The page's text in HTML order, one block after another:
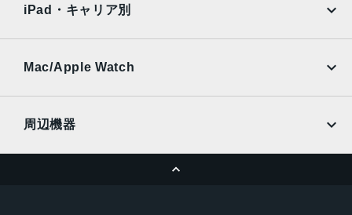
Ymobile
UQmobile
Ymobile
UQmobile
iPad・キャリア別
Mac/Apple Watch
周辺機器